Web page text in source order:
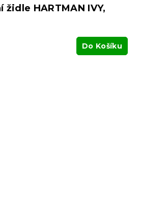
HARTMAN IVY,
Do Košíku